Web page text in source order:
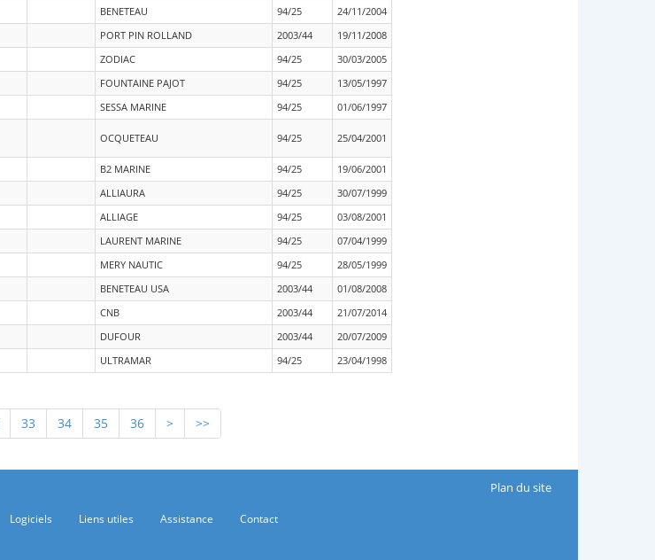
BENETEAU 94/25
24/11/2004
PORT PIN ROLLAND 2003/44
19/11/2008
ZODIAC 94/25
30/03/2005
FOUNTAINE PAJOT 94/25
13/05/1997
SESSA MARINE 94/25 01/06/1997
OCQUETEAU 94/25 25/04/2001
B2 MARINE 94/25
19/06/2001
ALLIAURA 94/25
30/07/1999
ALLIAGE 94/25
03/08/2001
LAURENT MARINE 94/25
07/04/1999
MERY NAUTIC 94/25
28/05/1999
BENETEAU USA 2003/44
01/08/2008
CNB 2003/44
21/07/2014
DUFOUR 2003/44
20/07/2009
ULTRAMAR 94/25 23/04/1998
33 34 35 36 > >>
Plan du site
Logiciels Liens utiles Assistance Contact